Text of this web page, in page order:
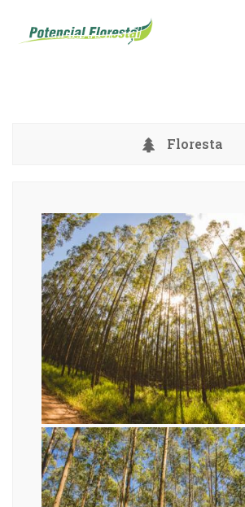
Floresta